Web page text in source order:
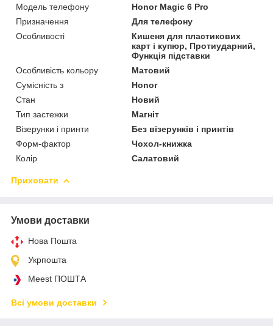
Модель телефону
Honor Magic 6 Pro
Призначення
Для телефону
Особливості
Кишеня для пластикових
карт і купюр, Протиударний,
Функція підставки
Особливість кольору
Матовий
Сумісність з
Honor
Стан
Новий
Тип застежки
Магніт
Візерунки і принти
Без візерунків і принтів
Форм-фактор
Чохол-книжка
Колір
Салатовий
Приховати
Умови доставки
Нова Пошта
Укрпошта
Meest ПОШТА
Всі умови доставки